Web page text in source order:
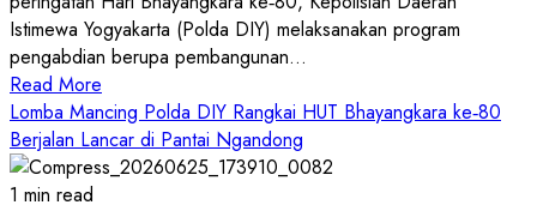
kepada
Masyarakat
Istimewa Yogyakarta (Polda DIY) melaksanakan program
pengabdian berupa pembangunan...
Read More
more
about
Sambut
Lomba Mancing Polda DIY Rangkai HUT Bhayangkara ke‑80
Berjalan Lancar di Pantai Ngandong
1 min read